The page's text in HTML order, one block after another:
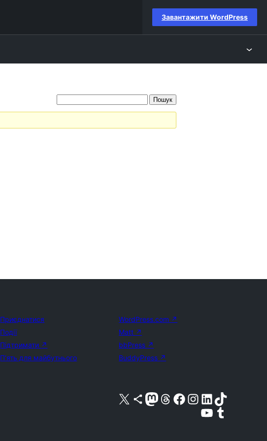
Завантажити WordPress
Приєднатися
Події
Підтримати ↗
П'ять для майбутнього
WordPress.com ↗
Matt ↗
bbPress ↗
BuddyPress ↗
Visit our X (formerly Twitter) account
Visit our Bluesky account
Завітайте до нашої стрічки в Mastodon
Visit our Threads account
Завітайте на нашу сторінку в Facebook
Visit our Instagram account
Visit our LinkedIn account
Visit our TikTok account
Visit our YouTube channel
Visit our Tumblr account